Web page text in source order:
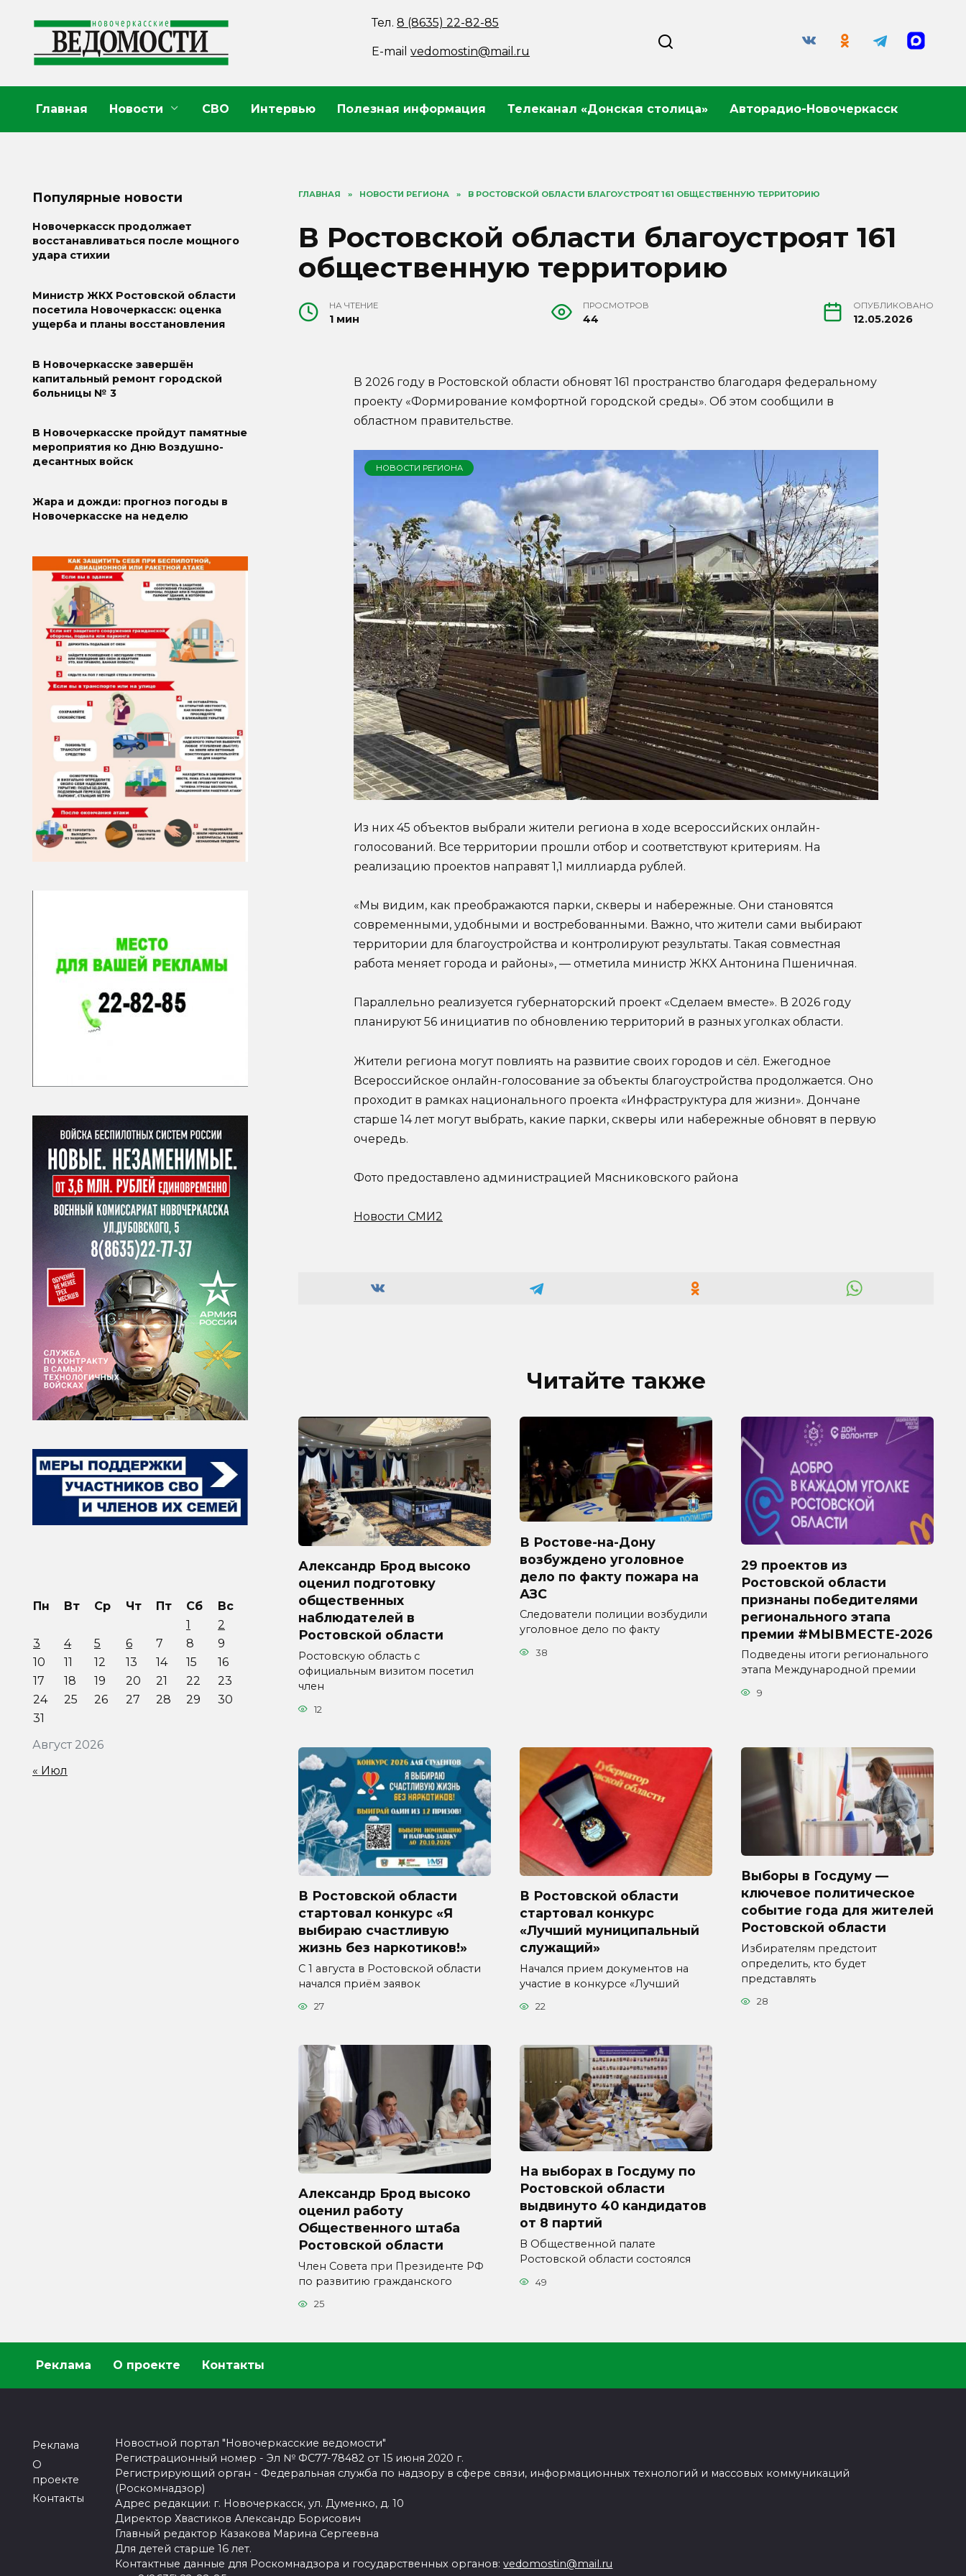
содержанию
Тел.8 (8635) 22-82-85
E-mailvedomostin@mail.ru
Главная Новости СВО Интервью Полезная информация Телеканал «Донская столица» Авторадио-Новочеркасск
ГЛАВНАЯ » НОВОСТИ РЕГИОНА » В РОСТОВСКОЙ ОБЛАСТИ БЛАГОУСТРОЯТ 161 ОБЩЕСТВЕННУЮ ТЕРРИТОРИЮ
В Ростовской области благоустроят 161
общественную территорию
НА ЧТЕНИЕ
1 мин
ПРОСМОТРОВ
44
ОПУБЛИКОВАНО
12.05.2026
В 2026 году в Ростовской области обновят 161 пространство благодаря федеральному
проекту «Формирование комфортной городской среды». Об этом сообщили в
областном правительстве.
НОВОСТИ РЕГИОНА
Из них 45 объектов выбрали жители региона в ходе всероссийских онлайн-
голосований. Все территории прошли отбор и соответствуют критериям. На
реализацию проектов направят 1,1 миллиарда рублей.
«Мы видим, как преображаются парки, скверы и набережные. Они становятся
современными, удобными и востребованными. Важно, что жители сами выбирают
территории для благоустройства и контролируют результаты. Такая совместная
работа меняет города и районы», — отметила министр ЖКХ Антонина Пшеничная.
Параллельно реализуется губернаторский проект «Сделаем вместе». В 2026 году
планируют 56 инициатив по обновлению территорий в разных уголках области.
Жители региона могут повлиять на развитие своих городов и сёл. Ежегодное
Всероссийское онлайн-голосование за объекты благоустройства продолжается. Оно
проходит в рамках национального проекта «Инфраструктура для жизни». Дончане
старше 14 лет могут выбрать, какие парки, скверы или набережные обновят в первую
очередь.
Фото предоставлено администрацией Мясниковского района
Новости СМИ2
Читайте также
Александр Брод высоко
оценил подготовку
общественных
наблюдателей в
Ростовской области
Ростовскую область с
официальным визитом посетил
член
12
В Ростове-на-Дону
возбуждено уголовное
дело по факту пожара на
АЗС
Следователи полиции возбудили
уголовное дело по факту
38
29 проектов из
Ростовской области
признаны победителями
регионального этапа
премии #МЫВМЕСТЕ-2026
Подведены итоги регионального
этапа Международной премии
9
В Ростовской области
стартовал конкурс «Я
выбираю счастливую
жизнь без наркотиков!»
С 1 августа в Ростовской области
начался приём заявок
27
В Ростовской области
стартовал конкурс
«Лучший муниципальный
служащий»
Начался прием документов на
участие в конкурсе «Лучший
22
Выборы в Госдуму —
ключевое политическое
событие года для жителей
Ростовской области
Избирателям предстоит
определить, кто будет
представлять
28
Александр Брод высоко
оценил работу
Общественного штаба
Ростовской области
Член Совета при Президенте РФ
по развитию гражданского
25
На выборах в Госдуму по
Ростовской области
выдвинуто 40 кандидатов
от 8 партий
В Общественной палате
Ростовской области состоялся
49
Популярные новости
Новочеркасск продолжает
восстанавливаться после мощного
удара стихии
Министр ЖКХ Ростовской области
посетила Новочеркасск: оценка
ущерба и планы восстановления
В Новочеркасске завершён
капитальный ремонт городской
больницы № 3
В Новочеркасске пройдут памятные
мероприятия ко Дню Воздушно-
десантных войск
Жара и дожди: прогноз погоды в
Новочеркасске на неделю
Август 2026
Пн Вт Ср Чт Пт Сб
Вс
1
2
3
4 5 6 7 8
9
10
11 12 13 14 15
16
17
18 19 20 21 22
23
24
25 26 27 28 29
30
31
« Июл
Реклама О проекте Контакты
Реклама
О
проекте
Контакты
Новостной портал "Новочеркасские ведомости"
Регистрационный номер - Эл № ФС77-78482 от 15 июня 2020 г.
Регистрирующий орган - Федеральная служба по надзору в сфере связи, информационных технологий и массовых коммуникаций
(Роскомнадзор)
Адрес редакции: г. Новочеркасск, ул. Думенко, д. 10
Директор Хвастиков Александр Борисович
Главный редактор Казакова Марина Сергеевна
Для детей старше 16 лет.
Контактные данные для Роскомнадзора и государственных органов:vedomostin@mail.ru